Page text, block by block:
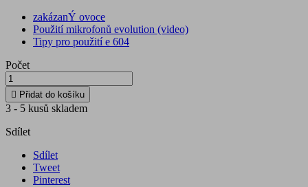
zakázanÝ ovoce
Použití mikrofonů evolution (video)
Tipy pro použití e 604
Počet
 Přidat do košíku
3 - 5 kusů skladem
Sdílet
Sdílet
Tweet
Pinterest